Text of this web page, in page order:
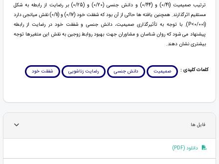
ترتیب صمیمیت (0/41) و (0/44) و دانش جنسی (0/20) و (0/25) بر رضایت از رابطه به شکل
مستقیم اثرگذارند. همچنین یافته ها حاکی از آن بود که شفقت خود (0/17) و (0/11) نقش میانجی دارد
(0/001>P). با توجه به تأثیرگذاری صمیمیت، دانش جنسی و شفقت خود در رضایت از رابطه
پیشنهاد می شود که روان شناسان و مشاوران جهت بهبود روابط زوجین به نقش این متغیرها توجه
بیشتری نشان دهند.
کلمات کلیدی : صمیمیت دانش جنسی رضایت زناشویی شفقت خود
فایل ها
دانلود (PDF)